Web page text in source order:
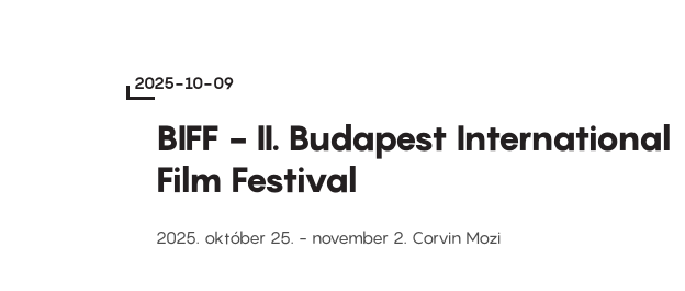
2025-10-09
BIFF - II. Budapest International
Film Festival
2025. október 25. - november 2. Corvin Mozi